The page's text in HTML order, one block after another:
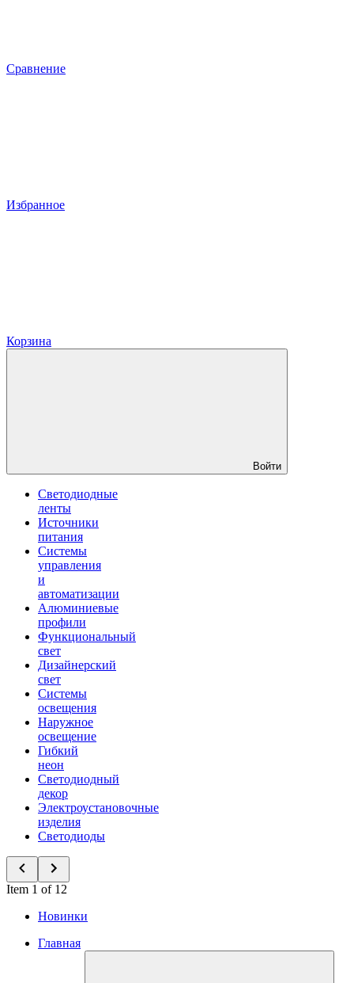
Сравнение
Избранное
Корзина
Войти
Светодиодные
ленты
Источники
питания
Системы
управления
и
автоматизации
Алюминиевые
профили
Функциональный
свет
Дизайнерский
свет
Системы
освещения
Наружное
освещение
Гибкий
неон
Светодиодный
декор
Электроустановочные
изделия
Светодиоды
Item 1 of 12
Новинки
Главная